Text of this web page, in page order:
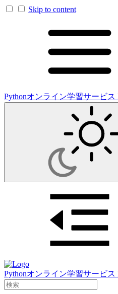
Skip to content
Pythonオンライン学習サービ
Pythonオンライン学習サービ